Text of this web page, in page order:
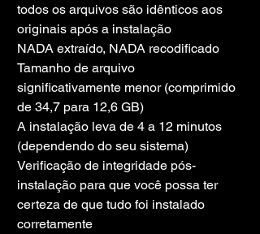
todos os arquivos são idênticos aos
originais após a instalação
NADA extraído, NADA recodificado
Tamanho de arquivo
significativamente menor (comprimido
de 34,7 para 12,6 GB)
A instalação leva de 4 a 12 minutos
(dependendo do seu sistema)
Verificação de integridade pós-
instalação para que você possa ter
certeza de que tudo foi instalado
corretamente